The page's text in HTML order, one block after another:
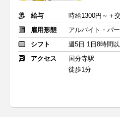
給与
時給1300円～＋
雇用形態
アルバイト・パー
シフト
週5日 1日8時間
アクセス
国分寺駅
徒歩1分